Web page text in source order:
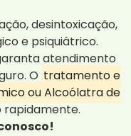
desintoxicação,
e psiquiátrico.
atendimento
O tratamento e
ou Alcoólatra de
rapidamente.